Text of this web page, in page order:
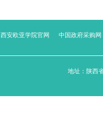
西安欧亚学院官网 中国政府采购网
地址：陕西